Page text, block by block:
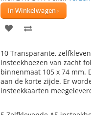
In Winkelwagen
VOEG
AAN
VERLANGLIJST
TE
VERGELIJKEN
10 Transparante,
insteekhoezen van zacht
binnenmaat 105 x 74 mm.
aan de korte zijde. Er
insteekkaarten